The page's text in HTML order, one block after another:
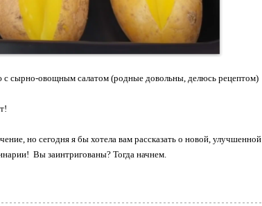
сырно-овощным салатом (родные довольны, делюсь рецептом)
но сегодня я бы хотела вам рассказать о новой, улучшенной
Вы заинтригованы? Тогда начнем.